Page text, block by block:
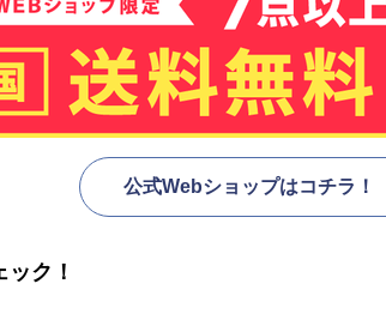
公式Webショップはコチラ！
ク！